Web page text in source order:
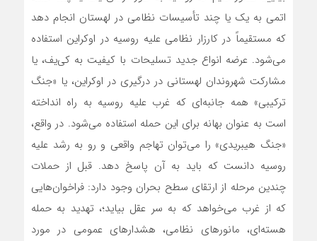
اتمی به یک یا چند تأسیسات نظامی در لهستان انجام‌ دهد
که مستقیماً در کارزار نظامی علیه روسیه در اوکراین استفاده‌
می‌شود. عرضه انواع جدید تسلیحات با کیفیت به کی‌یف، یا
مشارکت شهروندان لهستانی در درگیری در اوکراین، یا «جنگ
ترکیبی» همه جانبه‌‌ای که غرب علیه روسیه به راه انداخته
است به عنوان بهانه برای این حمله استفاده‌ می‌شود. در واقع،
«جنگ هیبریدی» را‌ می‌توان تهاجم واقعی و رو به رشد علیه
روسیه دانست که باید به آن پاسخ‌ دهد. قبل از حملات
چندین مرحله از ارتقای سطح بحران وجود دارد: فراخوان‌هایی
که از غرب می‌خواهد که به سر عقل بیاید؛، تهدید به حمله
هسته‌ای، مانورهای نظامی، هشدارهای عمومی در مورد